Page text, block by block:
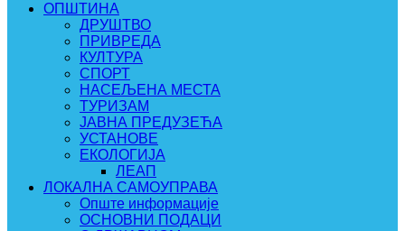
ОПШТИНА
ДРУШТВО
ПРИВРЕДА
КУЛТУРА
СПОРТ
НАСЕЉЕНА МЕСТА
ТУРИЗАМ
ЈАВНА ПРЕДУЗЕЋА
УСТАНОВЕ
ЕКОЛОГИЈА
ЛЕАП
ЛОКАЛНА САМОУПРАВА
Опште информације
ОСНОВНИ ПОДАЦИ